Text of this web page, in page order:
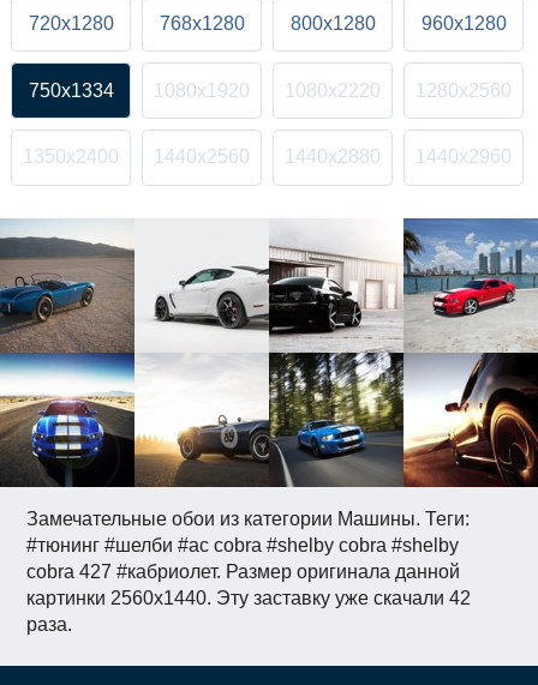
Замечательные обои из категории Машины. Теги:
#тюнинг #шелби #ac cobra #shelby cobra #shelby
cobra 427 #кабриолет. Размер оригинала данной
картинки 2560x1440. Эту заставку уже скачали 42
раза.
720x1280 768x1280 800x1280 960x1280
750x1334 1080x1920 1080x2220 1280x2560
1350x2400 1440x2560 1440x2880 1440x2960